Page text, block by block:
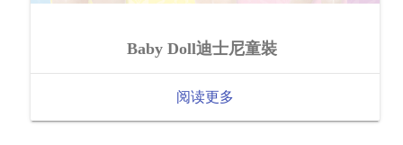
Baby Doll迪士尼童裝
阅读更多